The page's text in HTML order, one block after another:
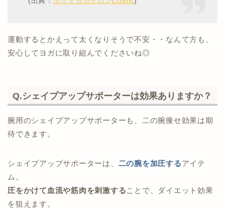
運動するとかえって太くなりそうで不安・・なんて方も、
安心してヨガに取り組んでくださいね◎
Q.シェイプアップサポーターは効果ありますか？
腕用のシェイプアップサポーターも、二の腕痩せ効果は期
待できます。
シェイプアップサポーターは、 二の腕を加圧するアイテ
ム。
圧をかけて血流や筋肉を刺激することで、ダイエット効果
を狙えます。